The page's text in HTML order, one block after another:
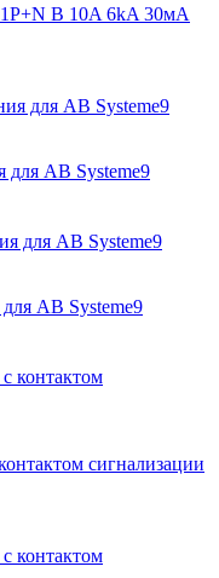
B 10A 6kA 30мА
для АВ Systeme9
АВ Systeme9
сигнализации